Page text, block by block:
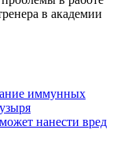
в академии
иммунных
нанести вред